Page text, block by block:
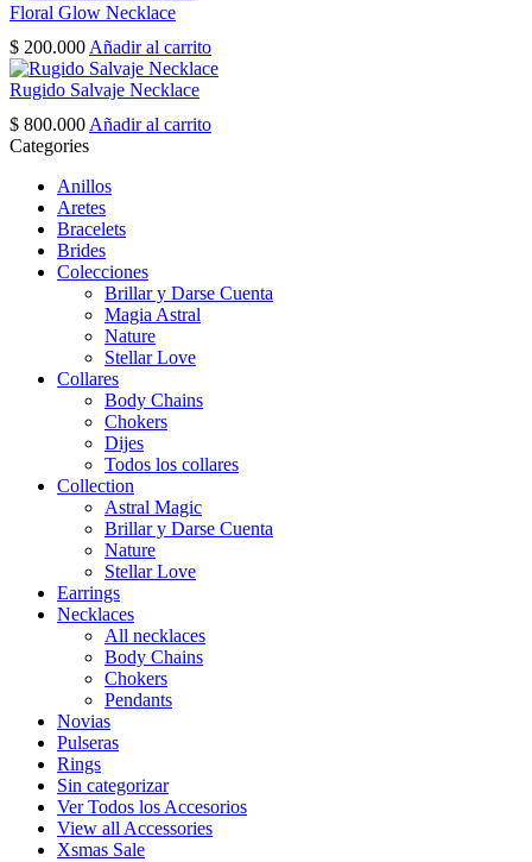
Floral Glow Necklace
$ 200.000 Añadir al carrito
Rugido Salvaje Necklace
$ 800.000 Añadir al carrito
Categories
Anillos
Aretes
Bracelets
Brides
Colecciones
Brillar y Darse Cuenta
Magia Astral
Nature
Stellar Love
Collares
Body Chains
Chokers
Dijes
Todos los collares
Collection
Astral Magic
Brillar y Darse Cuenta
Nature
Stellar Love
Earrings
Necklaces
All necklaces
Body Chains
Chokers
Pendants
Novias
Pulseras
Rings
Sin categorizar
Ver Todos los Accesorios
View all Accessories
Xsmas Sale